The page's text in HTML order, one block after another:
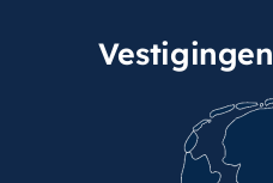
Vestigingen